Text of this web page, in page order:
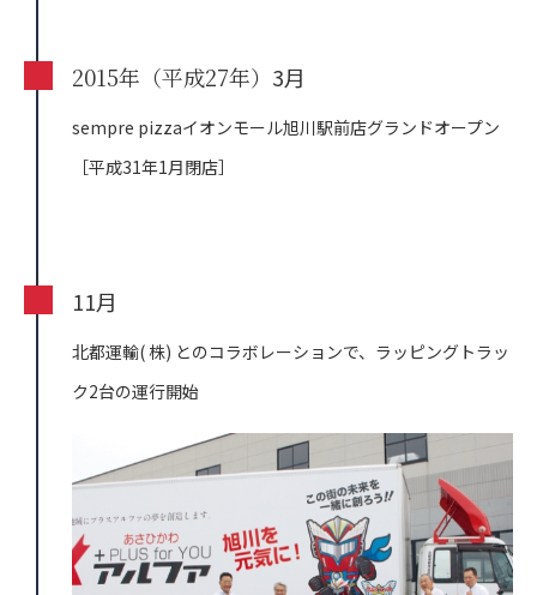
2015年（平成27年） 3月
sempre pizzaイオンモール旭川駅前店グランドオープン
［平成31年1月閉店］
11月
北都運輸( 株) とのコラボレーションで、ラッピングトラッ
ク2台の運行開始